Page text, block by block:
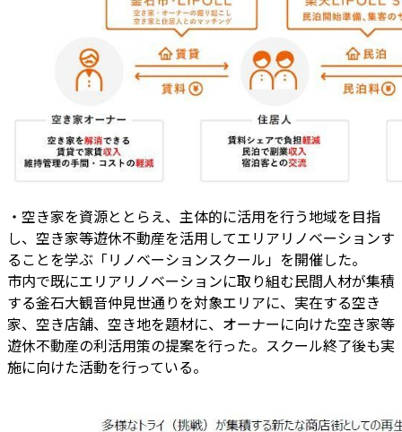
・空き家を資源ととらえ、主体的に活用を行う地域を目指
し、空き家等遊休不動産を活用してエリアリノベーションす
ることを学ぶ「リノベーションスクール」を開催した。
市内で既にエリアリノベーションに取り組む民間人材が集積
する釜石大観音仲見世通りを対象エリアに、実在する空き
家、空き店舗、空き地を題材に、オーナーに向けた空き家等
遊休不動産の利活用策の提案を行った。スクール終了後も実
施に向けた活動を行っている。